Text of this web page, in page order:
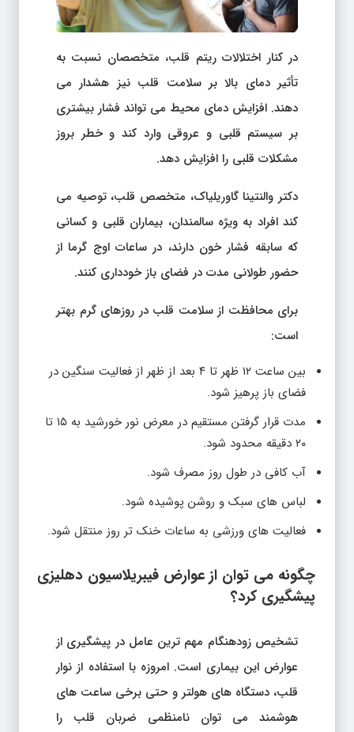
در کنار اختلالات ریتم قلب، متخصصان نسبت به
تأثیر دمای بالا بر سلامت قلب نیز هشدار می
دهند. افزایش دمای محیط می تواند فشار بیشتری
بر سیستم قلبی و عروقی وارد کند و خطر بروز
مشکلات قلبی را افزایش دهد.
دکتر والنتینا گاوریلیاک، متخصص قلب، توصیه می
کند افراد به ویژه سالمندان، بیماران قلبی و کسانی
که سابقه فشار خون دارند، در ساعات اوج گرما از
حضور طولانی مدت در فضای باز خودداری کنند.
برای محافظت از سلامت قلب در روزهای گرم بهتر
است:
بین ساعت ۱۲ ظهر تا ۴ بعد از ظهر از فعالیت سنگین در
فضای باز پرهیز شود.
مدت قرار گرفتن مستقیم در معرض نور خورشید به ۱۵ تا
۲۰ دقیقه محدود شود.
آب کافی در طول روز مصرف شود.
لباس های سبک و روشن پوشیده شود.
فعالیت های ورزشی به ساعات خنک تر روز منتقل شود.
چگونه می توان از عوارض فیبریلاسیون دهلیزی
پیشگیری کرد؟
تشخیص زودهنگام مهم ترین عامل در پیشگیری از
عوارض این بیماری است. امروزه با استفاده از نوار
قلب، دستگاه های هولتر و حتی برخی ساعت های
هوشمند می توان نامنظمی ضربان قلب را